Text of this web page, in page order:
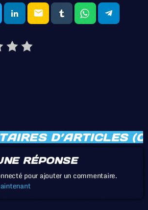
email
D’ARTICLES
RÉPONSE
pour ajouter un commentaire.